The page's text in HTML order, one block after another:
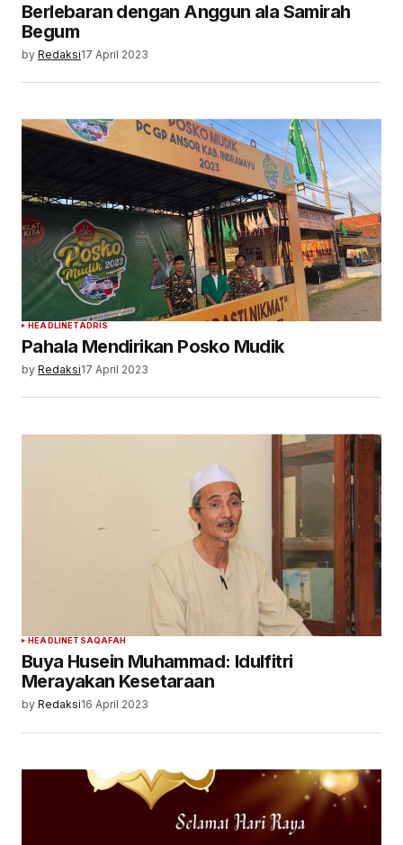
Berlebaran dengan Anggun ala Samirah
Begum
by Redaksi17 April 2023
HEADLINETADRIS
Pahala Mendirikan Posko Mudik
by Redaksi17 April 2023
HEADLINETSAQAFAH
Buya Husein Muhammad: Idulfitri
Merayakan Kesetaraan
by Redaksi16 April 2023